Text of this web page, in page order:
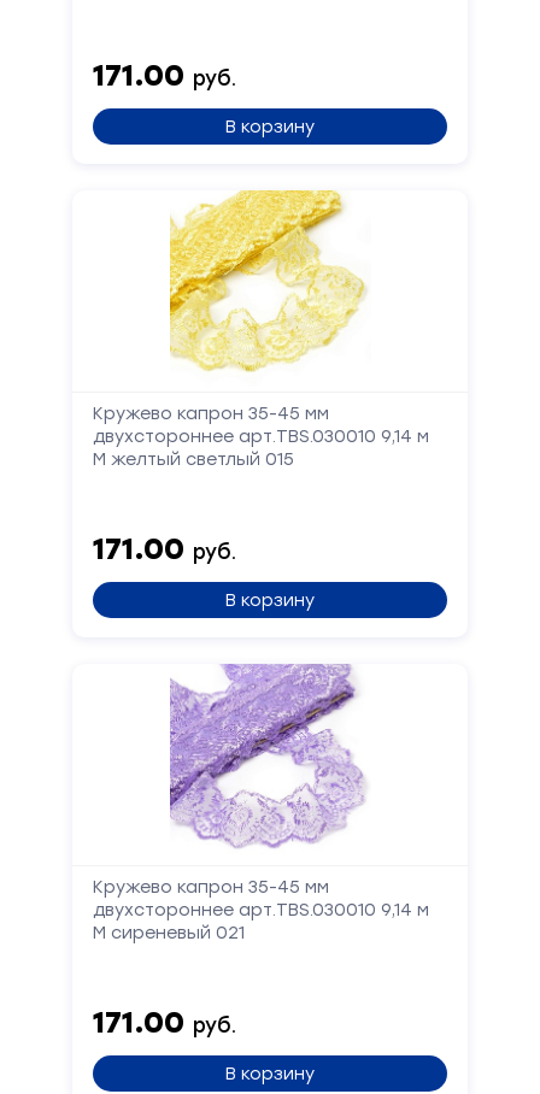
171.00 руб.
В корзину
Кружево капрон 35-45 мм
двухстороннее арт.TBS.030010 9,14 м
М желтый светлый 015
171.00 руб.
В корзину
Кружево капрон 35-45 мм
двухстороннее арт.TBS.030010 9,14 м
М сиреневый 021
171.00 руб.
В корзину